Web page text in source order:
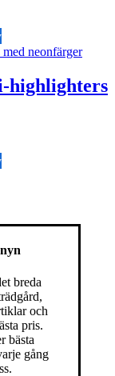
highlighters
breda
och
pris.
bästa
gång